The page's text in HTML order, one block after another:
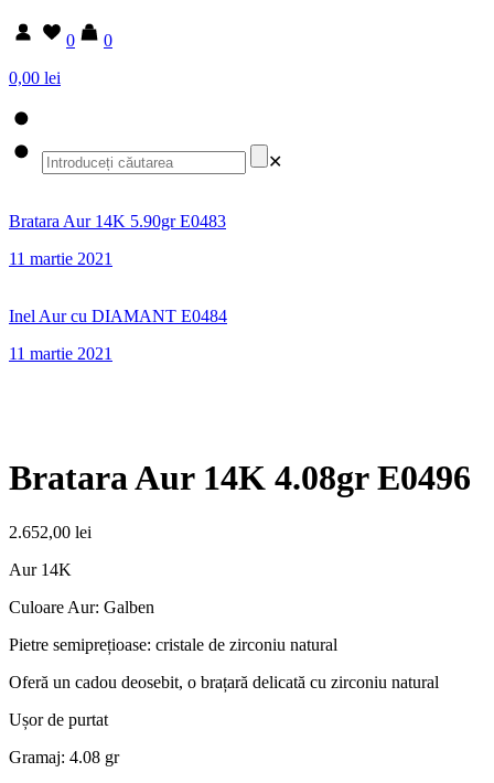
0
0
0,00 lei
✕
Bratara Aur 14K 5.90gr E0483
11 martie 2021
Inel Aur cu DIAMANT E0484
11 martie 2021
Bratara Aur 14K 4.08gr E0496
2.652,00 lei
Aur 14K
Culoare Aur: Galben
Pietre semiprețioase: cristale de zirconiu natural
Oferă un cadou deosebit, o brațară delicată cu zirconiu natural
Ușor de purtat
Gramaj: 4.08 gr